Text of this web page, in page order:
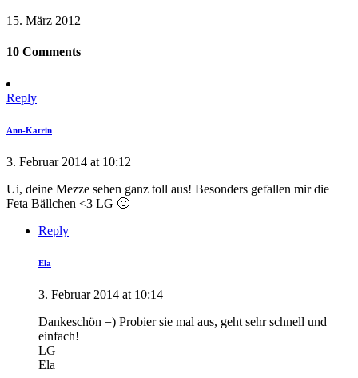
15. März 2012
10 Comments
Reply
Ann-Katrin
3. Februar 2014 at 10:12
Ui, deine Mezze sehen ganz toll aus! Besonders gefallen mir die
Feta Bällchen <3 LG 🙂
Reply
Ela
3. Februar 2014 at 10:14
Dankeschön =) Probier sie mal aus, geht sehr schnell und
einfach!
LG
Ela